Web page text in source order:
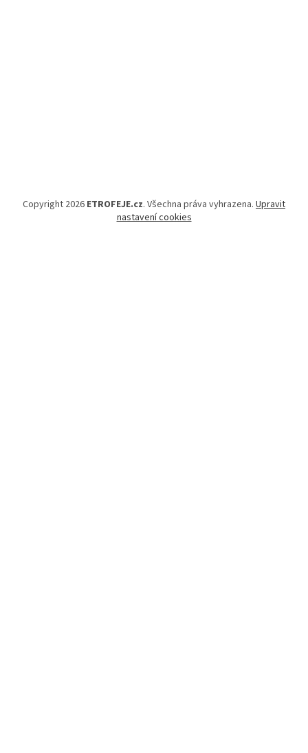
Copyright 2026 ETROFEJE.cz. Všechna práva vyhrazena. Upravit
nastavení cookies